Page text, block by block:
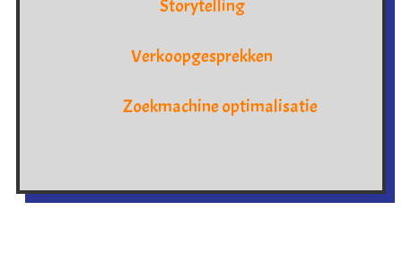
Storytelling
Verkoopgesprekken
Zoekmachine optimalisatie